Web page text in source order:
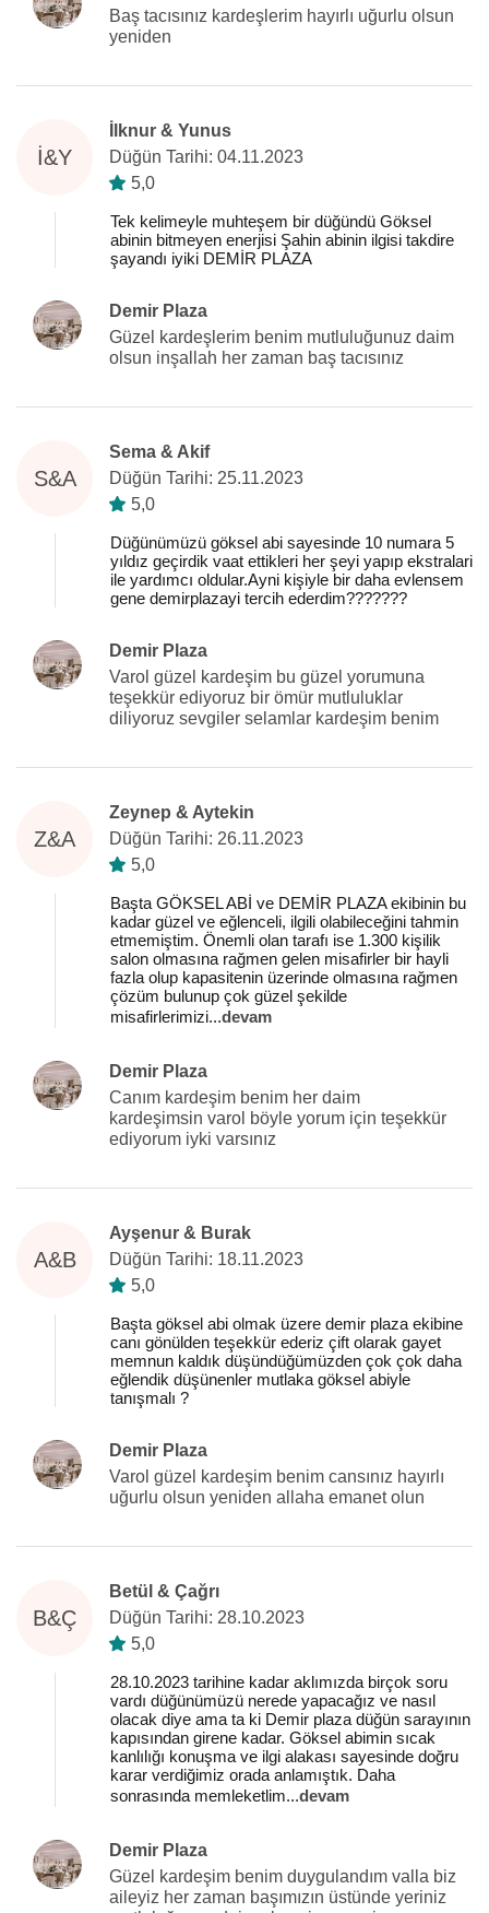
Baş tacısınız kardeşlerim hayırlı uğurlu olsun
yeniden
İ&Y
İlknur & Yunus
Düğün Tarihi: 04.11.2023
5,0
Tek kelimeyle muhteşem bir düğündü Göksel
abinin bitmeyen enerjisi Şahin abinin ilgisi takdire
şayandı iyiki DEMİR PLAZA
Demir Plaza
Güzel kardeşlerim benim mutluluğunuz daim
olsun inşallah her zaman baş tacısınız
S&A
Sema & Akif
Düğün Tarihi: 25.11.2023
5,0
Düğünümüzü göksel abi sayesinde 10 numara 5
yıldız geçirdik vaat ettikleri her şeyi yapıp ekstralari
ile yardımcı oldular.Ayni kişiyle bir daha evlensem
gene demirplazayi tercih ederdim???????
Demir Plaza
Varol güzel kardeşim bu güzel yorumuna
teşekkür ediyoruz bir ömür mutluluklar
diliyoruz sevgiler selamlar kardeşim benim
Z&A
Zeynep & Aytekin
Düğün Tarihi: 26.11.2023
5,0
Başta GÖKSEL ABİ ve DEMİR PLAZA ekibinin bu
kadar güzel ve eğlenceli, ilgili olabileceğini tahmin
etmemiştim. Önemli olan tarafı ise 1.300 kişilik
salon olmasına rağmen gelen misafirler bir hayli
fazla olup kapasitenin üzerinde olmasına rağmen
çözüm bulunup çok güzel şekilde
misafirlerimizi...devam
Demir Plaza
Canım kardeşim benim her daim
kardeşimsin varol böyle yorum için teşekkür
ediyorum iyki varsınız
A&B
Ayşenur & Burak
Düğün Tarihi: 18.11.2023
5,0
Başta göksel abi olmak üzere demir plaza ekibine
canı gönülden teşekkür ederiz çift olarak gayet
memnun kaldık düşündüğümüzden çok çok daha
eğlendik düşünenler mutlaka göksel abiyle
tanışmalı ?
Demir Plaza
Varol güzel kardeşim benim cansınız hayırlı
uğurlu olsun yeniden allaha emanet olun
B&Ç
Betül & Çağrı
Düğün Tarihi: 28.10.2023
5,0
28.10.2023 tarihine kadar aklımızda birçok soru
vardı düğünümüzü nerede yapacağız ve nasıl
olacak diye ama ta ki Demir plaza düğün sarayının
kapısından girene kadar. Göksel abimin sıcak
kanlılığı konuşma ve ilgi alakası sayesinde doğru
karar verdiğimiz orada anlamıştık. Daha
sonrasında memleketlim...devam
Demir Plaza
Güzel kardeşim benim duygulandım valla biz
aileyiz her zaman başımızın üstünde yeriniz